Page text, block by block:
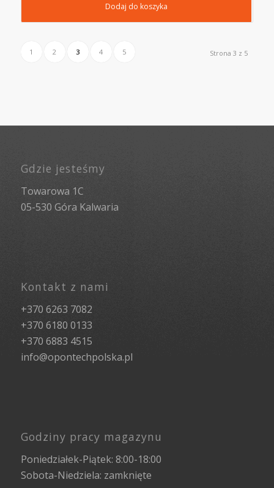
Dodaj do koszyka
Strona 3 z 5
1 2 3 4 5
Gdzie jesteśmy
Towarowa 1C
05-530 Góra Kalwaria
Kontakt z nami
+370 6263 7082
+370 6180 0133
+370 6883 4515
info@opontechpolska.pl
Godziny pracy magazynu
Poniedziałek-Piątek: 8:00-18:00
Sobota-Niedziela: zamknięte